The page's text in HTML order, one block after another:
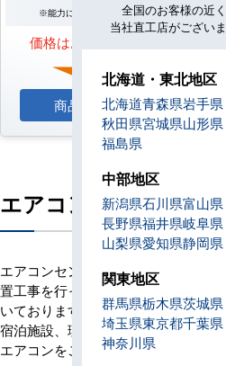
※能力により形が異なります
価格はお問合せ下さい
商品詳細へ
エアコンセンターAC
エアコンセンターACは、創業当初
置工事を行っており、これまでに多
いております。オフィス、店舗、ビ
宿泊施設、理美容室など、お客様の
エアコンをご提案いたします。ぜひ
全国のお客様の近
当社直工店がございま
北海道・東北地区
北海道青森県岩手県
秋田県宮城県山形県
福島県
中部地区
新潟県石川県富山県
長野県福井県岐阜県
山梨県愛知県静岡県
関東地区
群馬県栃木県茨城県
埼玉県東京都千葉県
神奈川県